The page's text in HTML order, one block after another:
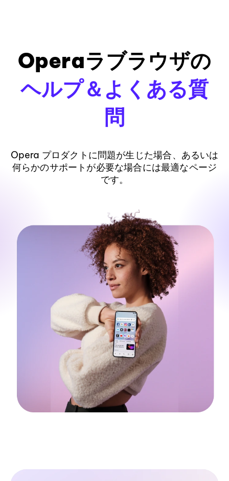
Operaラブラウザの
ヘルプ＆よくある質
問
Opera プロダクトに問題が生じた場合、あるいは
何らかのサポートが必要な場合には最適なページ
です。